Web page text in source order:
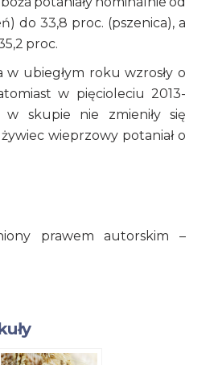
do 33,8 proc. (pszenica), a
proc.
w ubiegłym roku wzrosły o
w pięcioleciu 2013-
w skupie nie zmieniły się
wieprzowy potaniał o
prawem autorskim –